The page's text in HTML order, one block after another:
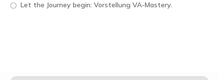
Let the Journey begin: Vorstellung VA-Mastery.